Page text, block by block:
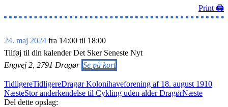
Print 🖨
24. maj 2024 fra 14:00 til 18:00
Tilføj til din kalender Det Sker Seneste Nyt
Engvej 2, 2791 Dragør Se på kort
TidligereTidligereDragør Kolonihaveforening af 18. august 1910
NæsteStor anderkendelse til Cykling uden alder DragørNæste
Del dette opslag: